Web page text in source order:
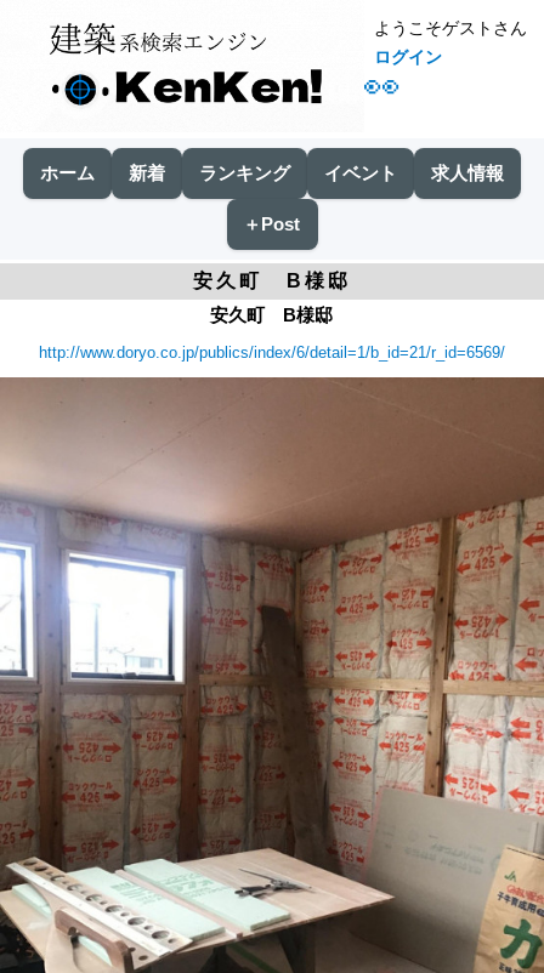
👀
ようこそゲストさん
ログイン
ホーム 新着 ランキング イベント 求人情報
＋Post
安久町 B様邸
安久町 B様邸
http://www.doryo.co.jp/publics/index/6/detail=1/b_id=21/r_id=6569/